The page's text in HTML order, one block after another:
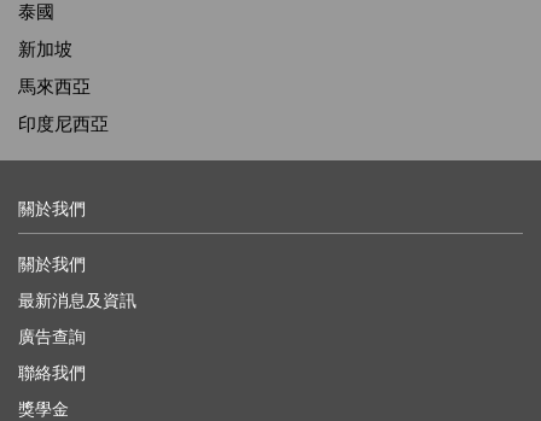
泰國
新加坡
馬來西亞
印度尼西亞
關於我們
關於我們
最新消息及資訊
廣告查詢
聯絡我們
獎學金